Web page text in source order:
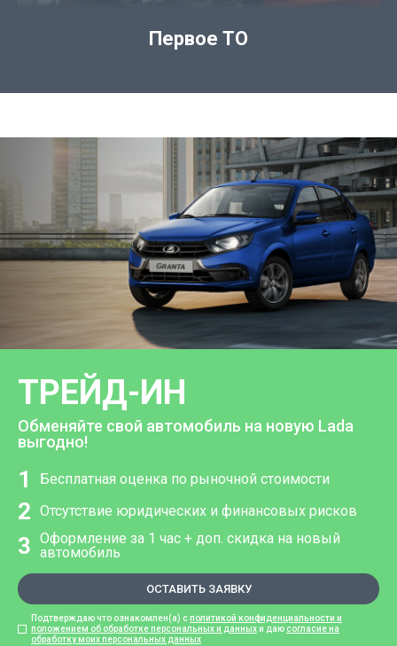
Первое ТО
ТРЕЙД-ИН
Обменяйте свой автомобиль на новую Lada
выгодно!
1 Бесплатная оценка по рыночной стоимости
2 Отсутствие юридических и финансовых рисков
3 Оформление за 1 час + доп. скидка на новый
автомобиль
Подтверждаю что ознакомлен(а) сполитикой конфиденциальности и
положением об обработке персональных и данныхи даю согласие на
обработку моих персональных данных
ОСТАВИТЬ ЗАЯВКУ